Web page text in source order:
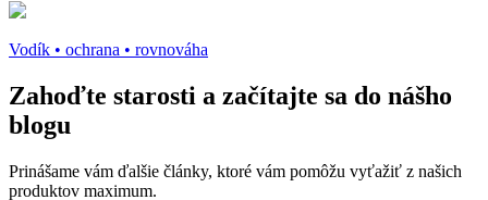
Vodík • ochrana • rovnováha
Zahoďte starosti a začítajte sa do nášho
blogu
Prinášame vám ďalšie články, ktoré vám pomôžu vyťažiť z našich
produktov maximum.